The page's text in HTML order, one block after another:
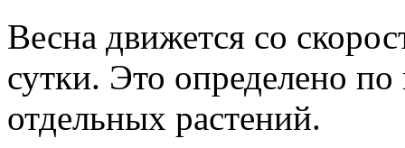
Весна движется со
сутки. Это определено
отдельных растений.